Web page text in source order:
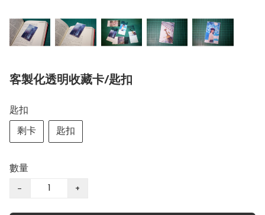
客製化透明收藏卡/匙扣
匙扣
剩卡 匙扣
數量
− +